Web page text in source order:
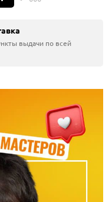
выдачи по всей